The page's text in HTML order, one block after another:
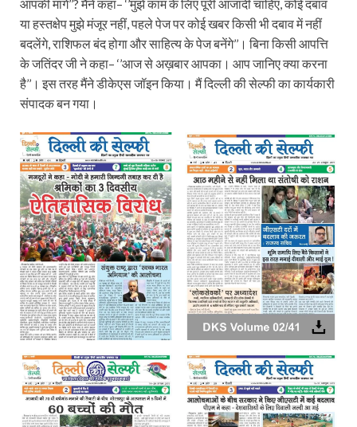
आपकी मांगें’’? मैंने कहा– ‘’मुझे काम के लिए पूरी आजादी चाहिए, कोई दबाव
या हस्तक्षेप मुझे मंजूर नहीं, पहले पेज पर कोई खबर किसी भी दबाव में नहीं
बदलेंगे, राशिफल बंद होगा और साहित्य के पेज बनेंगे’’। बिना किसी आपत्ति
के जतिंदर जी ने कहा– ‘’आज से अख़बार आपका। आप जानिए क्या करना
है’’। इस तरह मैंने डीकेएस जॉइन किया। मैं दिल्ली की सेल्फी का कार्यकारी
संपादक बन गया।